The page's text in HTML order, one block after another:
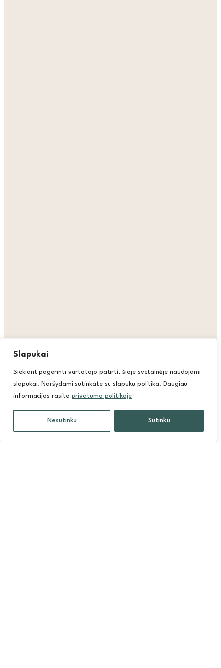
Slapukai
Siekiant pagerinti vartotojo patirtį, šioje svetainėje naudojami
slapukai. Naršydami sutinkate su slapukų politika. Daugiau
informacijos rasite privatumo politikoje
Nesutinku Sutinku